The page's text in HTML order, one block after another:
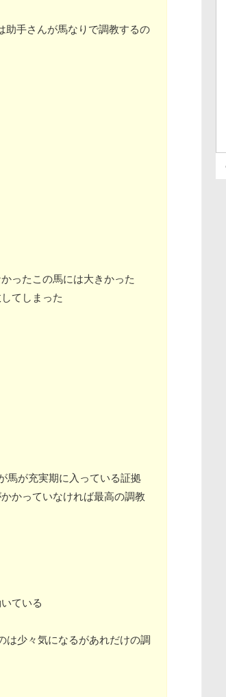
助手さんが馬なりで調教するの
ったこの馬には大きかった
てしまった
馬が充実期に入っている証拠
かっていなければ最高の調教
ている
少々気になるがあれだけの調